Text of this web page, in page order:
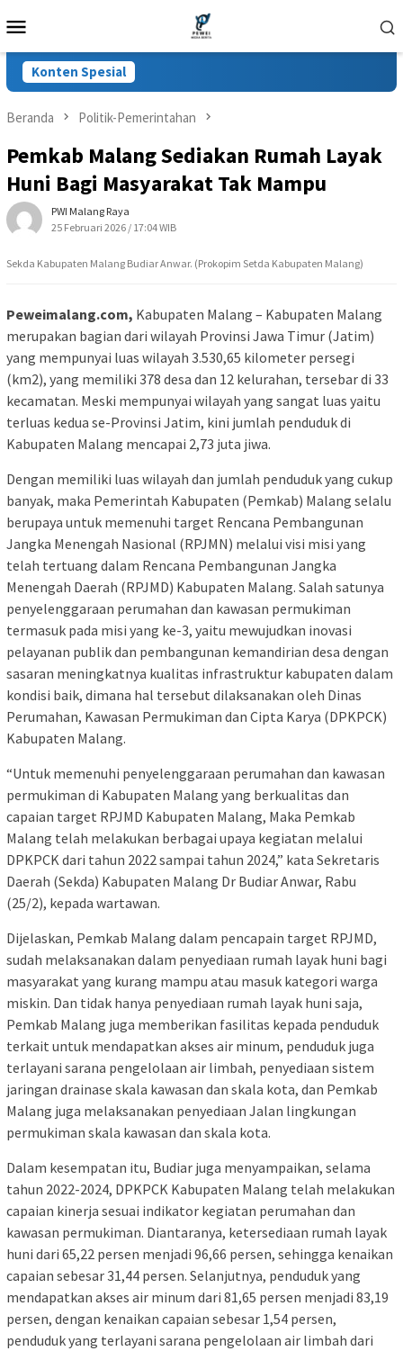
ke
Mobile
Konten Spesial
Beranda Politik-Pemerintahan
Pemkab Malang Sediakan Rumah Layak
Huni Bagi Masyarakat Tak Mampu
PWI Malang Raya
25 Februari 2026 / 17:04 WIB
Sekda Kabupaten Malang Budiar Anwar. (Prokopim Setda Kabupaten Malang)
Peweimalang.com, Kabupaten Malang – Kabupaten Malang
merupakan bagian dari wilayah Provinsi Jawa Timur (Jatim)
yang mempunyai luas wilayah 3.530,65 kilometer persegi
(km2), yang memiliki 378 desa dan 12 kelurahan, tersebar di 33
kecamatan. Meski mempunyai wilayah yang sangat luas yaitu
terluas kedua se-Provinsi Jatim, kini jumlah penduduk di
Kabupaten Malang mencapai 2,73 juta jiwa.
Dengan memiliki luas wilayah dan jumlah penduduk yang cukup
banyak, maka Pemerintah Kabupaten (Pemkab) Malang selalu
berupaya untuk memenuhi target Rencana Pembangunan
Jangka Menengah Nasional (RPJMN) melalui visi misi yang
telah tertuang dalam Rencana Pembangunan Jangka
Menengah Daerah (RPJMD) Kabupaten Malang. Salah satunya
penyelenggaraan perumahan dan kawasan permukiman
termasuk pada misi yang ke-3, yaitu mewujudkan inovasi
pelayanan publik dan pembangunan kemandirian desa dengan
sasaran meningkatnya kualitas infrastruktur kabupaten dalam
kondisi baik, dimana hal tersebut dilaksanakan oleh Dinas
Perumahan, Kawasan Permukiman dan Cipta Karya (DPKPCK)
Kabupaten Malang.
“Untuk memenuhi penyelenggaraan perumahan dan kawasan
permukiman di Kabupaten Malang yang berkualitas dan
capaian target RPJMD Kabupaten Malang, Maka Pemkab
Malang telah melakukan berbagai upaya kegiatan melalui
DPKPCK dari tahun 2022 sampai tahun 2024,” kata Sekretaris
Daerah (Sekda) Kabupaten Malang Dr Budiar Anwar, Rabu
(25/2), kepada wartawan.
Dijelaskan, Pemkab Malang dalam pencapain target RPJMD,
sudah melaksanakan dalam penyediaan rumah layak huni bagi
masyarakat yang kurang mampu atau masuk kategori warga
miskin. Dan tidak hanya penyediaan rumah layak huni saja,
Pemkab Malang juga memberikan fasilitas kepada penduduk
terkait untuk mendapatkan akses air minum, penduduk juga
terlayani sarana pengelolaan air limbah, penyediaan sistem
jaringan drainase skala kawasan dan skala kota, dan Pemkab
Malang juga melaksanakan penyediaan Jalan lingkungan
permukiman skala kawasan dan skala kota.
Dalam kesempatan itu, Budiar juga menyampaikan, selama
tahun 2022-2024, DPKPCK Kabupaten Malang telah melakukan
capaian kinerja sesuai indikator kegiatan perumahan dan
kawasan permukiman. Diantaranya, ketersediaan rumah layak
huni dari 65,22 persen menjadi 96,66 persen, sehingga kenaikan
capaian sebesar 31,44 persen. Selanjutnya, penduduk yang
mendapatkan akses air minum dari 81,65 persen menjadi 83,19
persen, dengan kenaikan capaian sebesar 1,54 persen,
penduduk yang terlayani sarana pengelolaan air limbah dari